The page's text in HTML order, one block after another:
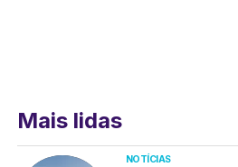
Mais lidas
NOTÍCIAS